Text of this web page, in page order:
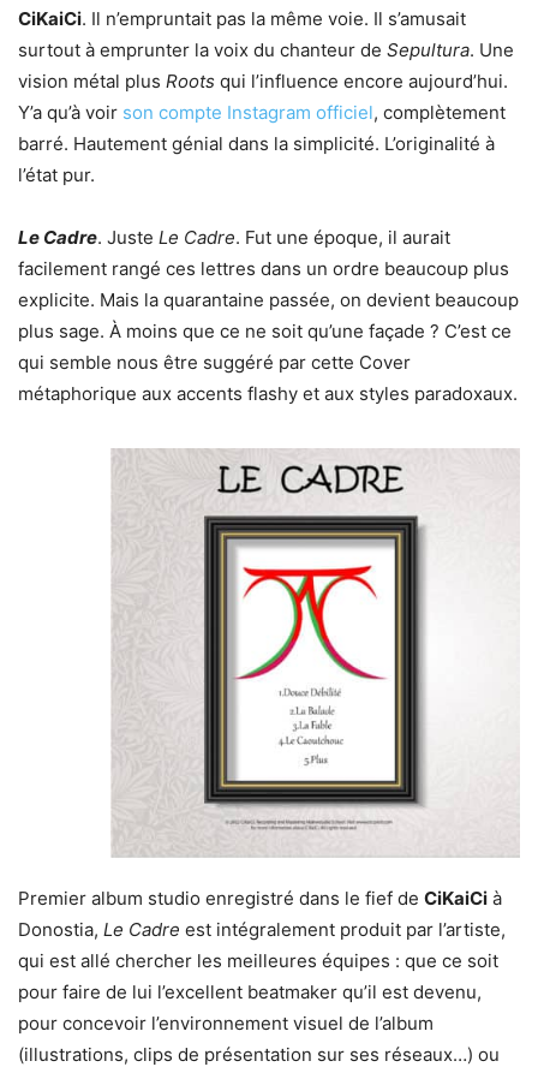
CiKaiCi. Il n’empruntait pas la même voie. Il s’amusait
surtout à emprunter la voix du chanteur de Sepultura. Une
vision métal plus Roots qui l’influence encore aujourd’hui.
Y’a qu’à voir son compte Instagram officiel, complètement
barré. Hautement génial dans la simplicité. L’originalité à
l’état pur.
Le Cadre. Juste Le Cadre. Fut une époque, il aurait
facilement rangé ces lettres dans un ordre beaucoup plus
explicite. Mais la quarantaine passée, on devient beaucoup
plus sage. À moins que ce ne soit qu’une façade ? C’est ce
qui semble nous être suggéré par cette Cover
métaphorique aux accents flashy et aux styles paradoxaux.
Premier album studio enregistré dans le fief de CiKaiCi à
Donostia, Le Cadre est intégralement produit par l’artiste,
qui est allé chercher les meilleures équipes : que ce soit
pour faire de lui l’excellent beatmaker qu’il est devenu,
pour concevoir l’environnement visuel de l’album
(illustrations, clips de présentation sur ses réseaux…) ou